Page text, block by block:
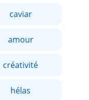
caviar
amour
créativité
hélas